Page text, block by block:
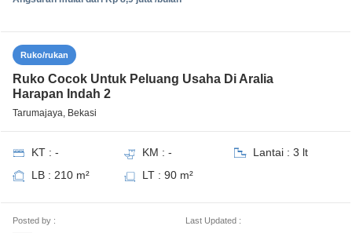
Ruko/rukan
Ruko Cocok Untuk Peluang Usaha Di Aralia
Harapan Indah 2
Tarumajaya, Bekasi
KT : - KM : -
Lantai : 3 lt
LB : 210 m²
LT : 90 m²
Posted by : Last Updated :